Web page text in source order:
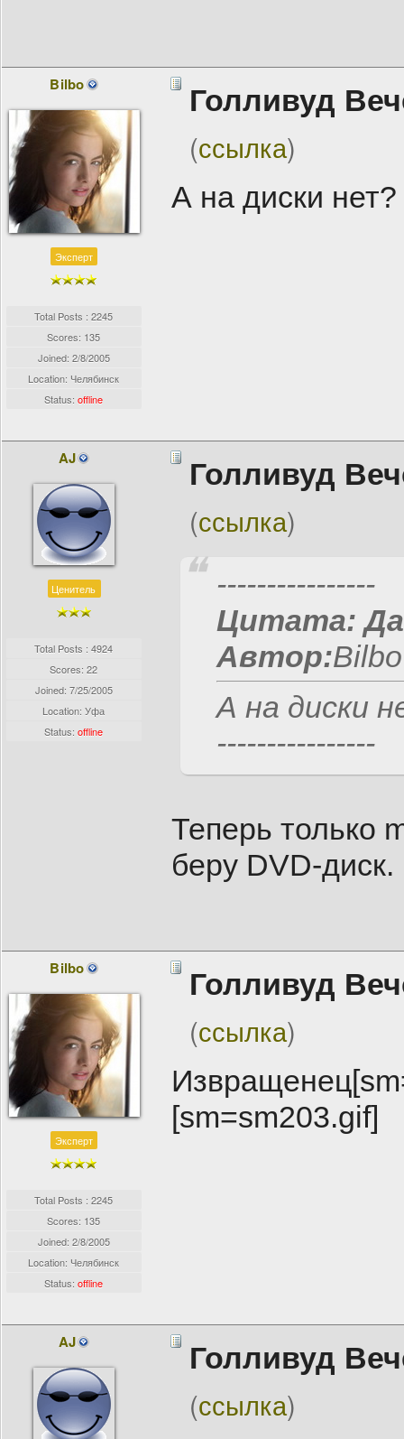
Bilbo
Эксперт
Total Posts : 2245
Scores: 135
Joined: 2/8/2005
Location: Челябинск
Status:offline
Голливуд
(ссылка)
А на диски нет?
AJ
Ценитель
Total Posts : 4924
Scores: 22
Joined: 7/25/2005
Location: Уфа
Status:offline
Голливуд
(ссылка)
----------------
Цитата:
Автор:
А на диски
----------------
Теперь только
беру DVD-
Bilbo
Эксперт
Total Posts : 2245
Scores: 135
Joined: 2/8/2005
Location: Челябинск
Status:offline
Голливуд
(ссылка)
[sm=sm203.gif]
AJ Голливуд
(ссылка)